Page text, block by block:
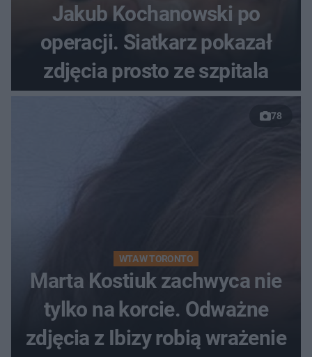
Jakub Kochanowski po
operacji. Siatkarz pokazał
zdjęcia prosto ze szpitala
78
WTA W TORONTO
Marta Kostiuk zachwyca nie
tylko na korcie. Odważne
zdjęcia z Ibizy robią wrażenie